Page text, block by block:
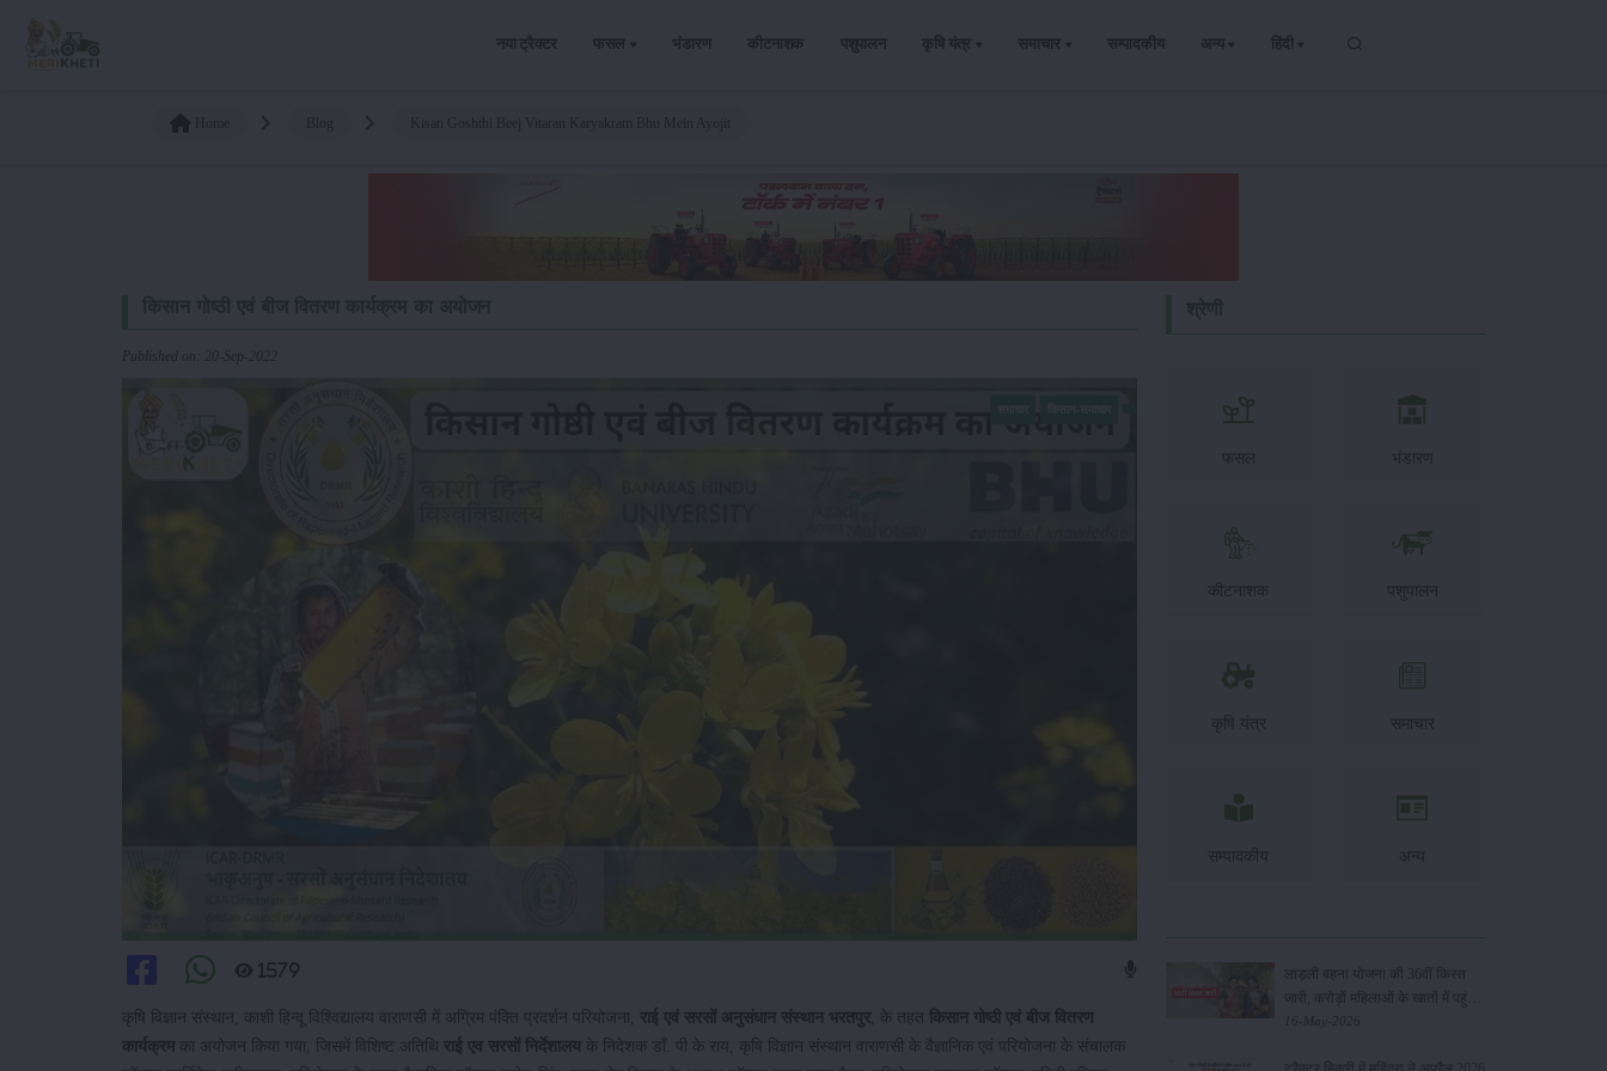
नया ट्रैक्टर फसल भंडारण कीटनाशक पशुपालन कृषि यंत्र समाचार सम्पादकीय अन्य हिंदी
Published on: 20-Sep-2022
1579
कृषि विज्ञान संस्थान, काशी हिन्दू विश्विद्यालय वाराणसी में अग्रिम पंक्ति प्रदर्शन परियोजना, राई एवं सरसों अनुसंधान संस्थान भरतपुर , के तहत किसान गोष्ठी एवं बीज वितरण
कार्यक्रमका अयोजन किया गया, जिसमें विशिष्ट अतिथि राई एव सरसों निर्देशालय के निदेशक डॉं. पी के राय, कृषि विज्ञान संस्थान वाराणसी के वैज्ञानिक एवं परियोजना के संचालक
फसल भंडारण
कीटनाशक पशुपालन
कृषि यंत्र समाचार
सम्पादकीय अन्य
लाड़ली बहना योजना की 36वीं किस्त
जारी, करोड़ों महिलाओं के खातों में पहुंचे
1500 रुपये
16-May-2026